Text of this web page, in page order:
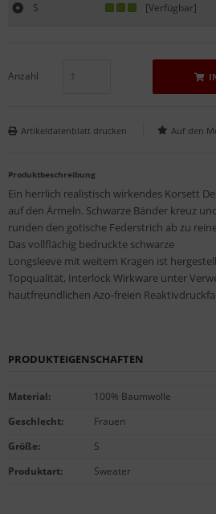
S [Verfügbar]
Anzahl
Artikeldatenblatt drucken
Produktbeschreibung
Ein herrlich realistisch wirkendes Korsett
auf den Ärmeln. Schwarze Bänder kreuz
runden den gotische Federstrich ab zu
Das vollflächig bedruckte schwarze
Longsleeve mit weitem Kragen ist
Topqualität, Interlock Wirkware unter
hautfreundlichen Azo-freien
PRODUKTEIGENSCHAFTEN
Material:
100% Baumwolle
Geschlecht:
Frauen
Größe:
S
Produktart: Sweater